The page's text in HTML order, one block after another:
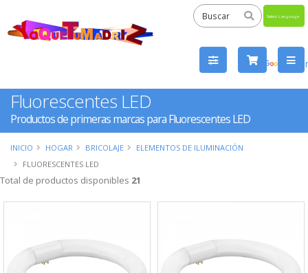
by
Fluorescentes LED
Productos de primeras marcas para Fluorescentes LED
INICIO HOGAR BRICOLAJE
ELEMENTOS DE ILUMINACIÓN
FLUORESCENTES LED
Total de productos disponibles 21